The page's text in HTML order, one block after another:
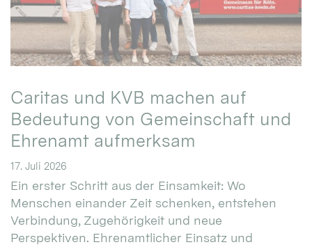
Caritas und KVB machen auf
Bedeutung von Gemeinschaft und
Ehrenamt aufmerksam
17. Juli 2026
Ein erster Schritt aus der Einsamkeit: Wo
Menschen einander Zeit schenken, entstehen
Verbindung, Zugehörigkeit und neue
Perspektiven. Ehrenamtlicher Einsatz und